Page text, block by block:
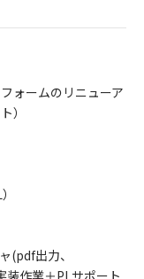
ォームのリニューア
）
(pdf出力、
作業＋PLサポート